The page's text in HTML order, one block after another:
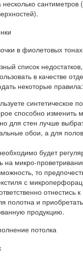
сантиметров
список
в качестве
некоторые правила:
синтетическое
способно изменить
для стен лучше
обои, а для
будет
на микро-
то
с
отнестись
полотна и
продукцию.